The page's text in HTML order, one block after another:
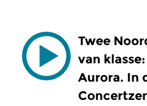
Twee
van
Aurora. In